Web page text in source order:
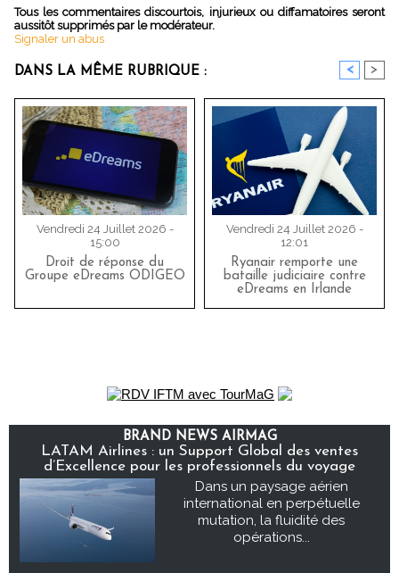
Tous les commentaires discourtois, injurieux ou diffamatoires seront
aussitôt supprimés par le modérateur.
Signaler un abus
DANS LA MÊME RUBRIQUE : < >
Vendredi 24 Juillet 2026 -
15:00
Droit de réponse du
Groupe eDreams ODIGEO
Vendredi 24 Juillet 2026 -
12:01
Ryanair remporte une
bataille judiciaire contre
eDreams en Irlande
BRAND NEWS AIRMAG
LATAM Airlines : un Support Global des ventes
d’Excellence pour les professionnels du voyage
Dans un paysage aérien
international en perpétuelle
mutation, la fluidité des
opérations...